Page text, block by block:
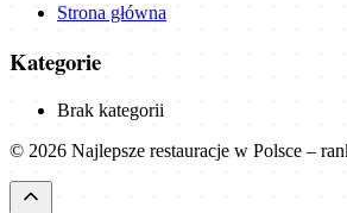
Strona główna
Kategorie
Brak kategorii
© 2026 Najlepsze restauracje w Polsce –